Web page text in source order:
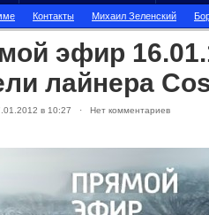
Контакты Михаил Зеленский
эфир
лайнера
в 10:27 · Нет комментариев